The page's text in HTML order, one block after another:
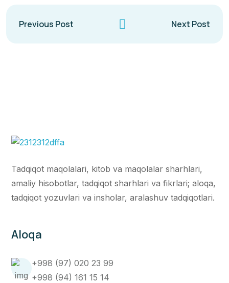
Previous Post Next Post
Tadqiqot maqolalari, kitob va maqolalar sharhlari,
amaliy hisobotlar, tadqiqot sharhlari va fikrlari; aloqa,
tadqiqot yozuvlari va insholar, aralashuv tadqiqotlari.
Aloqa
+998 (97) 020 23 99
+998 (94) 161 15 14